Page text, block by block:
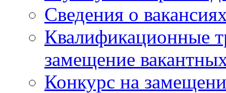
Сведения о
Квалификационные
замещение
Конкурс на